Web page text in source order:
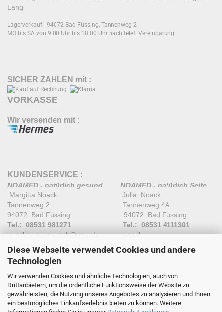
Diese Webseite verwendet Cookies und andere
Technologien
Wir verwenden Cookies und ähnliche Technologien, auch von
Drittanbietern, um die ordentliche Funktionsweise der Website zu
gewährleisten, die Nutzung unseres Angebotes zu analysieren und Ihnen
ein bestmögliches Einkaufserlebnis bieten zu können. Weitere
Lang
Lagerverkauf - 94072 Bad Füssing, Tannenweg 2
MO bis SA von 9.00 Uhr bis 18.00 Uhr nach telef. Vereinbarung
SICHER ZAHLEN mit :
VORKASSE
Wir versenden mit :
KUNDENSERVICE :
NOAMED - natürlich gesund
NOAMED - natürlich Seife
Margitta Noack Julia Noack
Tannenweg 2 Tannenweg 4A
94072 Bad Füssing 94072 Bad Füssing
Tel.: 08531 981271
Tel.: 08531 4111301
email: wassernoack@gmx.de email:
natuerlichseife@gmx.de